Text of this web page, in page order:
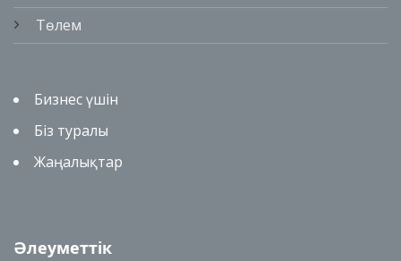
Төлем
Бизнес үшін
Біз туралы
Жаңалықтар
Әлеуметтік